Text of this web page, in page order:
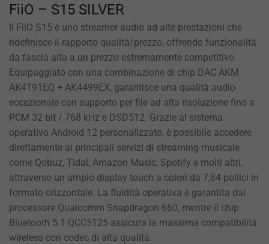
FiiO – S15 SILVER
Il FiiO S15 è uno streamer audio ad alte prestazioni che
ridefinisce il rapporto qualità/prezzo, offrendo funzionalità
da fascia alta a un prezzo estremamente competitivo.
Equipaggiato con una combinazione di chip DAC AKM
AK4191EQ + AK4499EX, garantisce una qualità audio
eccezionale con supporto per file ad alta risoluzione fino a
PCM 32 bit / 768 kHz e DSD512. Grazie al sistema
operativo Android 12 personalizzato, è possibile accedere
direttamente ai principali servizi di streaming musicale
come Qobuz, Tidal, Amazon Music, Spotify e molti altri,
attraverso un ampio display touch a colori da 7,84 pollici in
formato orizzontale. La fluidità operativa è garantita dal
processore Qualcomm Snapdragon 660, mentre il chip
Bluetooth 5.1 QCC5125 assicura la massima compatibilità
wireless con codec di alta qualità.